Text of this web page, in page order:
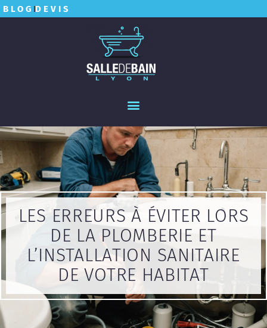
BLOG DEVIS
LES ERREURS À ÉVITER LORS
DE LA PLOMBERIE ET
L’INSTALLATION SANITAIRE
DE VOTRE HABITAT